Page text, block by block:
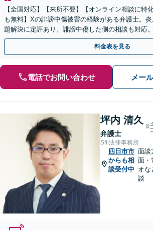
【全国対応】【来所不要】【オンライン相談に特
も無料】Xの誹謗中傷被害の経験がある弁護士。
題解決に定評あり。誹謗中傷した側の相談も対応
人の特定ができる場合もあり。
料金表を見る
電話でお問い合わせ メー
坪内 清久
弁護士
Sfil法律事務所
四日市市
からも相
談受付中
面談
面・
オな
談